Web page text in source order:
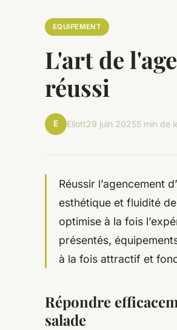
EQUIPEMENT
L'art de
réussi
E Eliott29 juin 20255 min de
Réussir l’agencement
esthétique et fluidité
optimise à la fois
présentés,
à la fois attractif et
Répondre
salade